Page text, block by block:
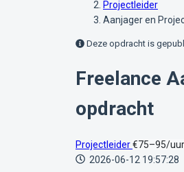
Projectleider
Aanjager en
Deze opdracht is
Freelance
opdracht
Projectleider€75–95/uur
2026-06-12 19:57:28